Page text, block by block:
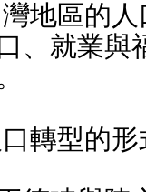
灣地區的
、就業與
口轉型的